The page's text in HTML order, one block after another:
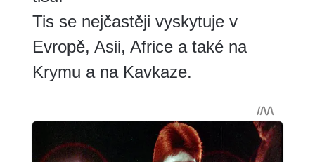
Tis se nejčastěji vyskytuje v
Evropě, Asii, Africe a také na
Krymu a na Kavkaze.